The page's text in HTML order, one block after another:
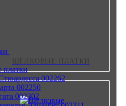
ШЁЛКОВЫЕ ПЛАТКИ
платки
002262
002250
002302